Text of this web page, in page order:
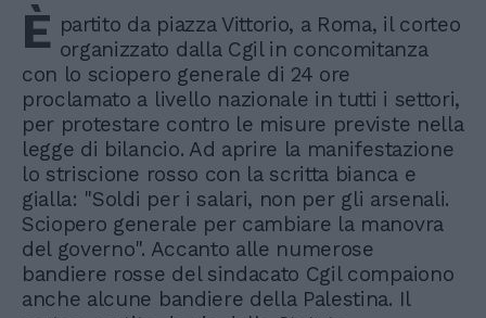
È partito da piazza Vittorio, a Roma, il corteo
organizzato dalla Cgil in concomitanza
con lo sciopero generale di 24 ore
proclamato a livello nazionale in tutti i settori,
per protestare contro le misure previste nella
legge di bilancio. Ad aprire la manifestazione
lo striscione rosso con la scritta bianca e
gialla: "Soldi per i salari, non per gli arsenali.
Sciopero generale per cambiare la manovra
del governo". Accanto alle numerose
bandiere rosse del sindacato Cgil compaiono
anche alcune bandiere della Palestina. Il